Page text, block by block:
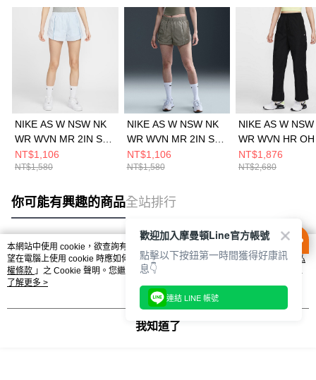
NIKE AS W NSW NK
WR WVN MR 2IN SH
女 短褲 FV7501423
NT$1,106
NT$1,580
NIKE AS W NSW NK
WR WVN MR 2IN SH
女 短褲 FV7501320
NT$1,106
NT$1,580
NIKE AS W
WR WVN HR
長褲 FV7656010
NT$1,876
NT$2,680
你可能有興趣的商品全站排行
熱門標籤
本網站中使用 cookie，欲查詢有關本網站使用 cookie 方式之詳情，及若您不希
望在電腦上使用 cookie 時應如何變更電腦的 cookie 設定，請參閱本網站「
隱私
權條款 」之 Cookie 聲明。您繼續使用本網站即表示您同意本公司得按本網站使
用條款之 Cookie 聲明使用 cookie。
了解更多 >
我知道了
歡迎加入摩曼頓Line官方帳號
點擊以下按鈕第一時間獲得好康訊
息👇
連結 LINE 帳號